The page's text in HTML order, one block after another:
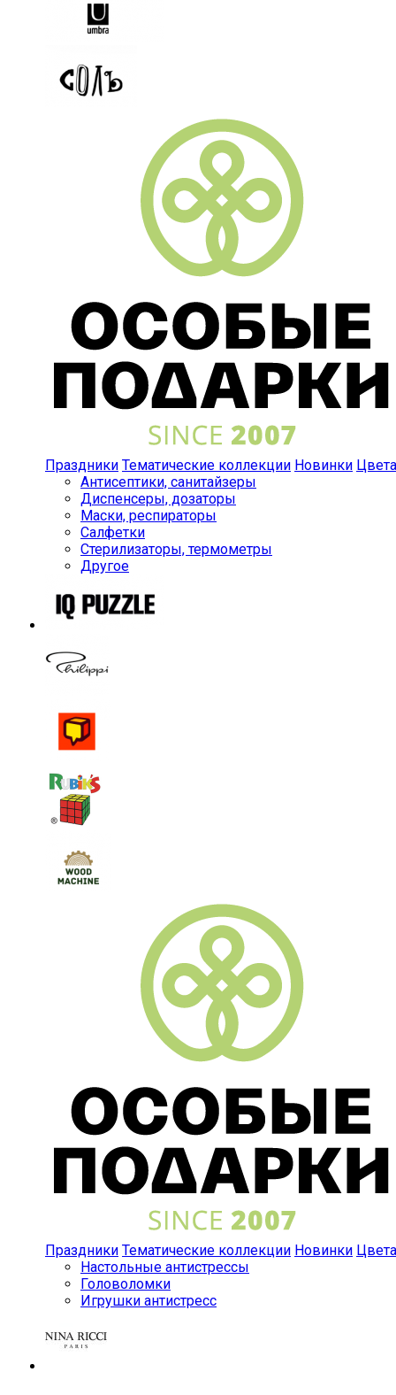
Праздники Тематические коллекции Новинки Цвета
Антисептики, санитайзеры
Диспенсеры, дозаторы
Маски, респираторы
Салфетки
Стерилизаторы, термометры
Другое
Праздники Тематические коллекции Новинки Цвета
Настольные антистрессы
Головоломки
Игрушки антистресс